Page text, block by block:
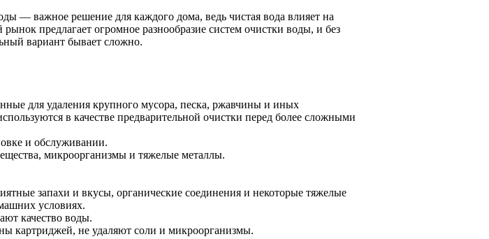
— важное решение для каждого дома, ведь чистая вода влияет на
предлагает огромное разнообразие систем очистки воды, и без
вариант бывает сложно.
для удаления крупного мусора, песка, ржавчины и иных
в качестве предварительной очистки перед более сложными
и обслуживании.
микроорганизмы и тяжелые металлы.
запахи и вкусы, органические соединения и некоторые тяжелые
условиях.
качество воды.
картриджей, не удаляют соли и микроорганизмы.